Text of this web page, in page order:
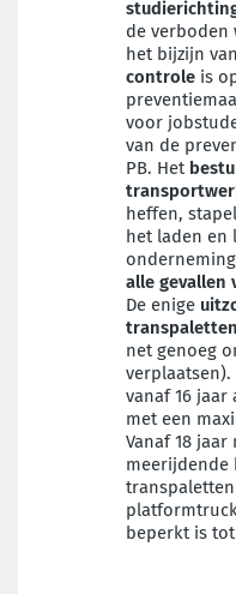
de verboden
het bijzijn
controle is
voor
van de
PB. Het
heffen,
het laden en
alle gevallen
De enige
transpaletten
net genoeg
vanaf 16
met een
Vanaf 18
meerijdende
beperkt is